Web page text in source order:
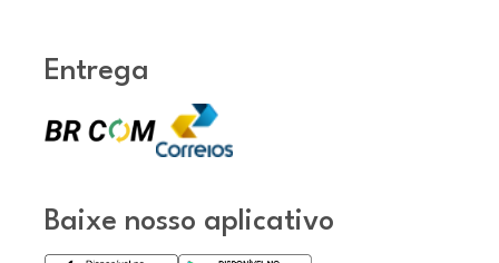
Entrega
Baixe nosso aplicativo